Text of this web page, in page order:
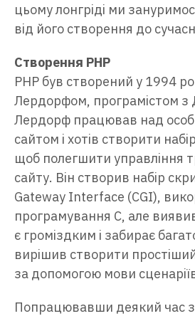
цьому лонгріді ми
від його створення до
Створення PHP
PHP був створений у 1994
Лердорфом, програмістом з
Лердорф працював над
сайтом і хотів створити
щоб полегшити управління
сайту. Він створив набір
Gateway Interface (CGI),
програмування C, але
є громіздким і забирає
вирішив створити
за допомогою мови
Попрацювавши деякий час